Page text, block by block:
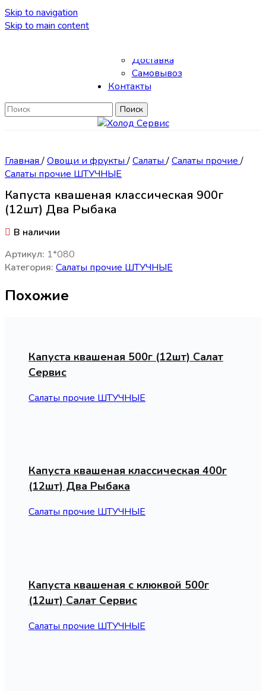
Skip to navigation
Skip to main content
Доставка
Самовывоз
Контакты
Поиск
Главная/Овощи и фрукты/Салаты/Салаты прочие/
Салаты прочие ШТУЧНЫЕ
Капуста квашеная классическая 900г
(12шт) Два Рыбака
В наличии
Артикул: 1*080
Категория: Салаты прочие ШТУЧНЫЕ
Похожие
Капуста квашеная 500г (12шт) Салат
Сервис
Салаты прочие ШТУЧНЫЕ
Капуста квашеная классическая 400г
(12шт) Два Рыбака
Салаты прочие ШТУЧНЫЕ
Капуста квашеная с клюквой 500г
(12шт) Салат Сервис
Салаты прочие ШТУЧНЫЕ